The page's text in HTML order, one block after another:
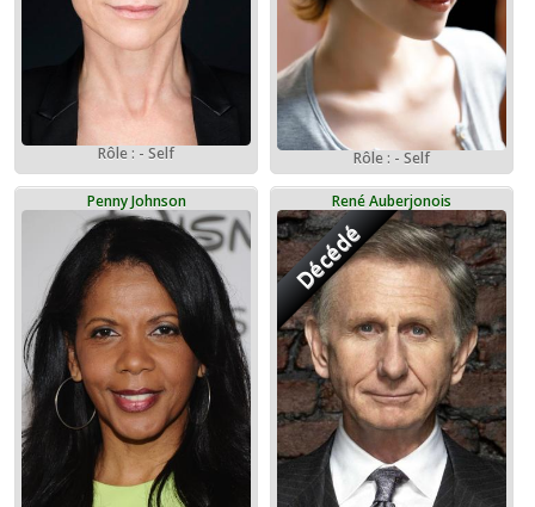
Rôle : - Self Rôle : - Self
Penny Johnson René Auberjonois
Décédé